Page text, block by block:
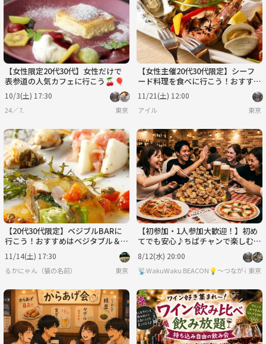
【女性限定20代30代】女性だけで
表参道の人気カフェに行こう🍒🎈
10/3(土) 17:30
24／⒎ 東京
【女性主催20代30代限定】シーフ
ード料理を食べに行こう！おすすめ
はアクアパッツァ🍒🎈
11/21(土) 12:00
アイル 東京
【20代30代限定】ベジブルBARに
行こう！おすすめはベジタブル＆テ
キーラのカクテル🎈🎈
11/14(土) 17:30
るかにゃん（猫の名前） 東京
​【初参加・1人参加大歓迎！】初め
てでも安心♪ちばチャンで楽しむ平
成生まれ交流会🍻
8/12(水) 20:00
📡WakuWaku BEACON💡～つながる安
東京